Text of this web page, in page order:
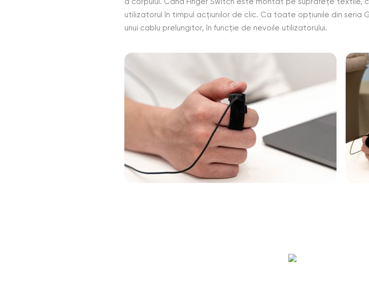
utilizatorul în timpul acțiunilor de clic. Ca toate opțiunile din seria
unui cablu prelungitor, în funcție de nevoile utilizatorului.